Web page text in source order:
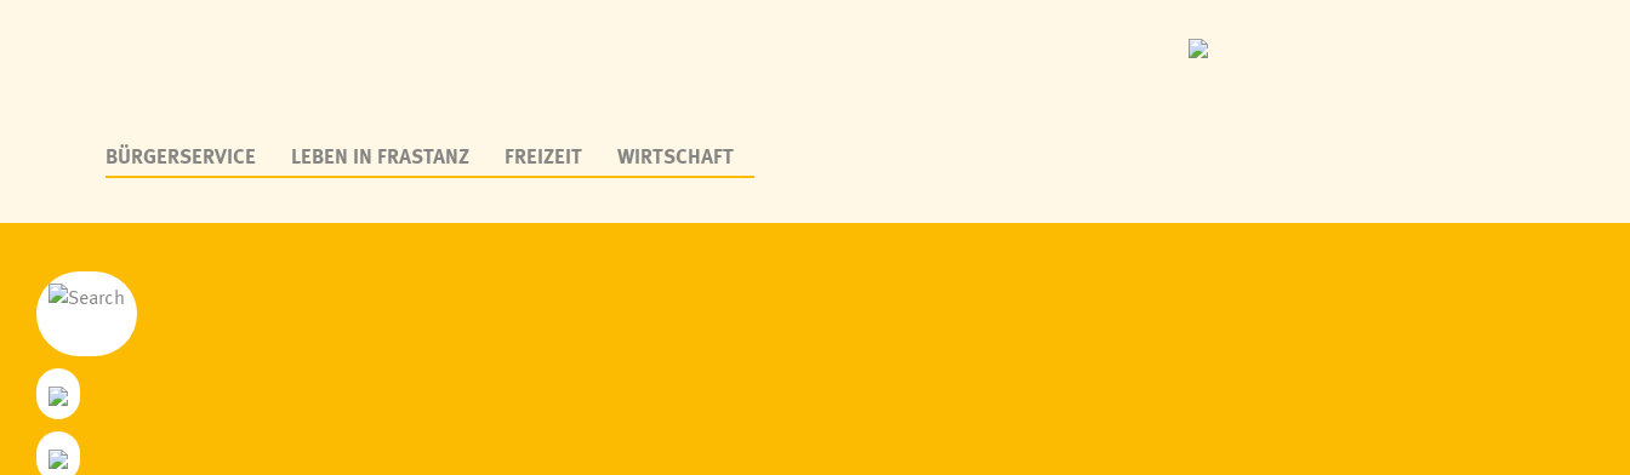
BÜRGERSERVICE LEBEN IN FRASTANZ FREIZEIT WIRTSCHAFT